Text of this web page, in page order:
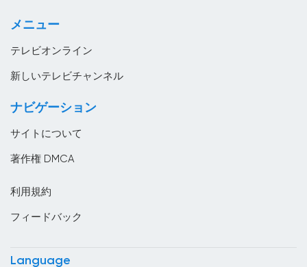
エストニア
エチオピア
メニュー
テレビオンライン
新しいテレビチャンネル
ナビゲーション
サイトについて
著作権 DMCA
利用規約
フィードバック
Language